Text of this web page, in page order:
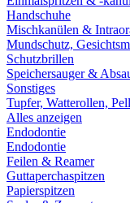
Handschuhe
Mischkanülen &
Mundschutz,
Schutzbrillen
Speichersauger &
Sonstiges
Tupfer, Watterollen,
Alles anzeigen
Endodontie
Endodontie
Feilen & Reamer
Guttaperchaspitzen
Papierspitzen